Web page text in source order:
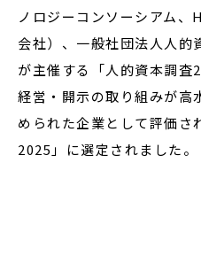
ノロジーコンソーシアム
会社）、一般社団法人人的
が主催する「人的資本調査
経営・開示の取り組みが高
められた企業として評価さ
2025」に選定されました。